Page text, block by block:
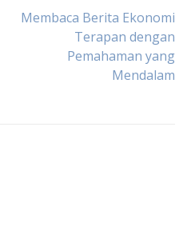
Membaca Berita Ekonomi
Terapan dengan
Pemahaman yang
Mendalam